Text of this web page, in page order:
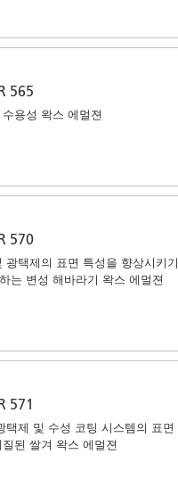
565
용성 왁스 에멀젼
570
광택제의 표면 특성을 향상시키
는 변성 해바라기 왁스 에멀젼
571
택제 및 수성 코팅 시스템의 표면
된 쌀겨 왁스 에멀젼